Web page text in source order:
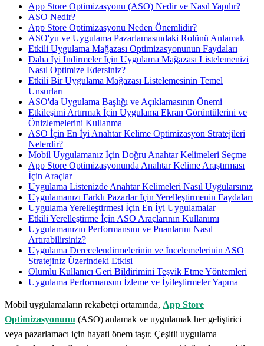
App Store Optimizasyonu (ASO) Nedir ve Nasıl Yapılır?
ASO Nedir?
App Store Optimizasyonu Neden Önemlidir?
ASO'yu ve Uygulama Pazarlamasındaki Rolünü Anlamak
Etkili Uygulama Mağazası Optimizasyonunun Faydaları
Daha İyi İndirmeler İçin Uygulama Mağazası Listelemenizi
Nasıl Optimize Edersiniz?
Etkili Bir Uygulama Mağazası Listelemesinin Temel
Unsurları
ASO'da Uygulama Başlığı ve Açıklamasının Önemi
Etkileşimi Artırmak İçin Uygulama Ekran Görüntülerini ve
Önizlemelerini Kullanma
ASO İçin En İyi Anahtar Kelime Optimizasyon Stratejileri
Nelerdir?
Mobil Uygulamanız İçin Doğru Anahtar Kelimeleri Seçme
App Store Optimizasyonunda Anahtar Kelime Araştırması
İçin Araçlar
Uygulama Listenizde Anahtar Kelimeleri Nasıl Uygularsınız
Uygulamanızı Farklı Pazarlar İçin Yerelleştirmenin Faydaları
Uygulama Yerelleştirmesi İçin En İyi Uygulamalar
Etkili Yerelleştirme İçin ASO Araçlarının Kullanımı
Uygulamanızın Performansını ve Puanlarını Nasıl
Artırabilirsiniz?
Uygulama Derecelendirmelerinin ve İncelemelerinin ASO
Stratejiniz Üzerindeki Etkisi
Olumlu Kullanıcı Geri Bildirimini Teşvik Etme Yöntemleri
Uygulama Performansını İzleme ve İyileştirmeler Yapma
Mobil uygulamaların rekabetçi ortamında, App Store
Optimizasyonunu (ASO) anlamak ve uygulamak her geliştirici
veya pazarlamacı için hayati önem taşır. Çeşitli uygulama